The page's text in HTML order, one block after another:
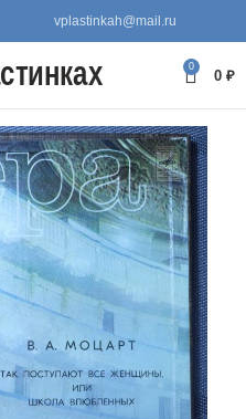
vplastinkah@mail.ru
0
0 ₽